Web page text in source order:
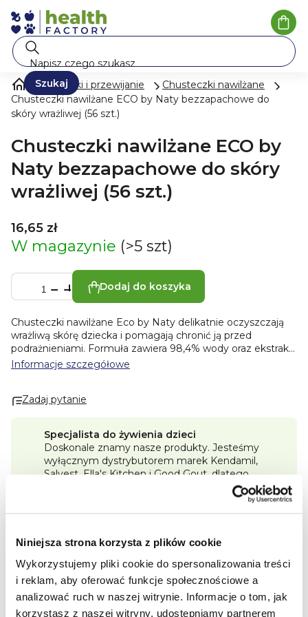
Niniejsza strona korzysta z plików cookie
Wykorzystujemy pliki cookie do spersonalizowania treści
i reklam, aby oferować funkcje społecznościowe a
analizować ruch w naszej witrynie. Informacje o tom, jak
korzystasz z naszej witryny, udostępniamy partnerem
Przejść
do
treści
Szukaj
Pieluszki i przewijanie
Chusteczki nawilżane
Chusteczki nawilżane ECO by Naty bezzapachowe do
skóry wrażliwej (56 szt.)
Chusteczki nawilżane ECO by
Naty bezzapachowe do skóry
wrażliwej (56 szt.)
16,65 zł
W magazynie (>5 szt)
Dodaj do koszyka
Chusteczki nawilżane Eco by Naty delikatnie oczyszczają
wrażliwą skórę dziecka i pomagają chronić ją przed
podrażnieniami. Formuła zawiera 98,4% wody oraz ekstrakt
z rumianku o właściwościach łagodzących. Chusteczki są
materiałów pochodzenia naturalnego, są w pełni
oczyszczania skóry dziecka.
Korzyści:
• biodegradowalne i kompostowalne
• delikatne dla skóry dziecka
• odpowiednie do codziennego stosowania
Informacje szczegółowe
Zadaj pytanie
Specjalista do żywienia dzieci
Doskonale znamy nasze produkty. Jesteśmy
wyłącznym dystrybutorem marek Kendamil,
Salvest, Ella's Kitchen i Good Gout, dlatego
Program lojalnościowy Premium
zdobędziesz i tym większy rabat będziesz mógł
Darmowa dostawa od 250 zł
Wszystkie zamówienia wysyłamy szybko.